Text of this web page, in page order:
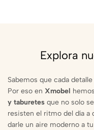
Explora
Sabemos que cada
Por eso en Xmobel
y taburetes que no solo
resisten el ritmo del día a
darle un aire moderno a